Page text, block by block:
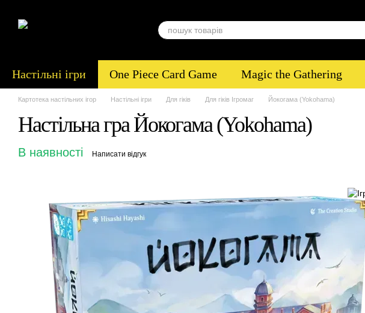
Настільні ігри One Piece Card Game Magic the Gathering
Картотека настільних ігор Настільні ігри Для гіків Для гіків Ігромаг Йокогама (Yokohama)
Настільна гра Йокогама (Yokohama)
В наявності Написати відгук